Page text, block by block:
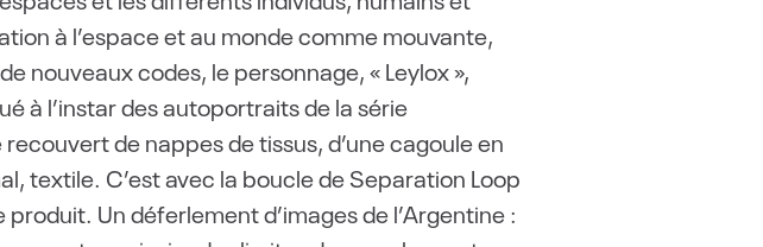
à l’espace et au monde comme mouvante,
nouveaux codes, le personnage, « Leylox »,
à l’instar des autoportraits de la série
de nappes de tissus, d’une cagoule en
textile. C’est avec la boucle de Separation Loop
Un déferlement d’images de l’Argentine :